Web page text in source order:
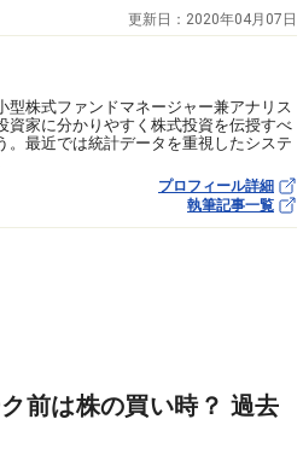
更新日： 2020年04月07日
型株式ファンドマネージャー兼アナリス
資家に分かりやすく株式投資を伝授すべ
。最近では統計データを重視したシステ
プロフィール詳細
執筆記事一覧
前は株の買い時？ 過去